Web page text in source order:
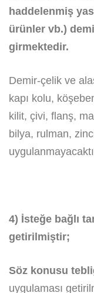
haddelenmiş
ürünler vb.)
girmektedir.
Demir-çelik ve
kapı kolu,
kilit, çivi, flanş,
bilya, rulman,
4) İsteğe bağlı
getirilmiştir;
Söz konusu
uygulaması